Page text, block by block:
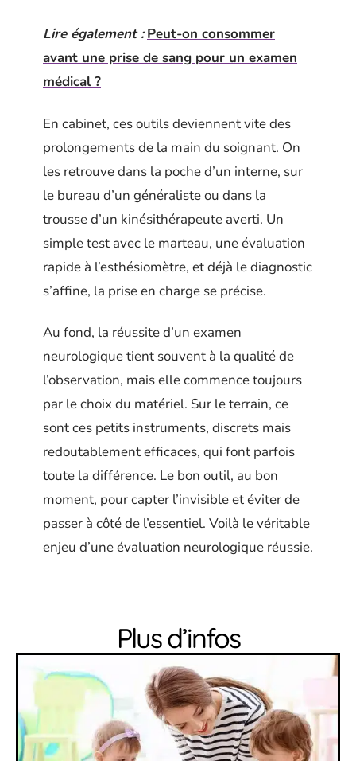
Lire également : Peut-on consommer
avant une prise de sang pour un examen
médical ?
En cabinet, ces outils deviennent vite des
prolongements de la main du soignant. On
les retrouve dans la poche d’un interne, sur
le bureau d’un généraliste ou dans la
trousse d’un kinésithérapeute averti. Un
simple test avec le marteau, une évaluation
rapide à l’esthésiomètre, et déjà le diagnostic
s’affine, la prise en charge se précise.
Au fond, la réussite d’un examen
neurologique tient souvent à la qualité de
l’observation, mais elle commence toujours
par le choix du matériel. Sur le terrain, ce
sont ces petits instruments, discrets mais
redoutablement efficaces, qui font parfois
toute la différence. Le bon outil, au bon
moment, pour capter l’invisible et éviter de
passer à côté de l’essentiel. Voilà le véritable
enjeu d’une évaluation neurologique réussie.
Plus d’infos